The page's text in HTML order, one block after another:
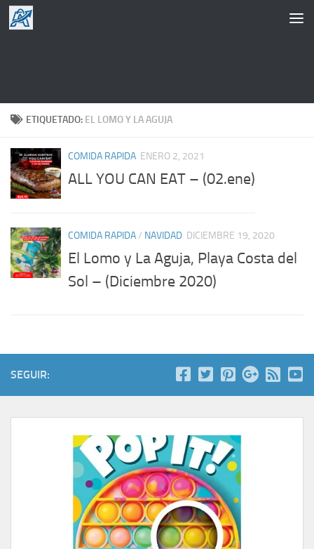
Saltar al contenido
ETIQUETADO: EL LOMO Y LA AGUJA
COMIDA RAPIDA ENERO 2, 2021
ALL YOU CAN EAT – (02.ene)
COMIDA RAPIDA/ NAVIDAD DICIEMBRE 19, 2020
El Lomo y La Aguja, Playa Costa del
Sol – (Diciembre 2020)
SEGUIR: